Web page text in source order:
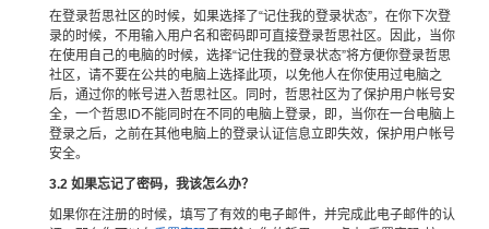
在登录哲思社区的时候，如果选择了“记住我的登录状态”，在你下次登
录的时候，不用输入用户名和密码即可直接登录哲思社区。因此，当你
在使用自己的电脑的时候，选择“记住我的登录状态”将方便你登录哲思
社区，请不要在公共的电脑上选择此项，以免他人在你使用过电脑之
后，通过你的帐号进入哲思社区。同时，哲思社区为了保护用户帐号安
全，一个哲思ID不能同时在不同的电脑上登录，即，当你在一台电脑上
登录之后，之前在其他电脑上的登录认证信息立即失效，保护用户帐号
安全。
3.2 如果忘记了密码，我该怎么办？
如果你在注册的时候，填写了有效的电子邮件，并完成此电子邮件的认